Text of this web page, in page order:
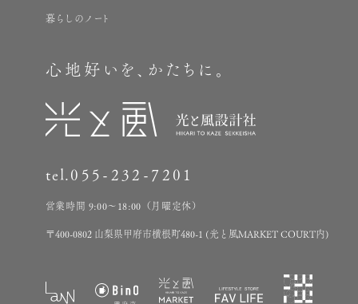
心地好いを、かたちに。
tel.055-232-7201
営業時間 9:00～18:00（月曜定休）
〒400-0802 山梨県甲府市横根町480-1 (光と風MARKET COURT内)
暮らしのノート